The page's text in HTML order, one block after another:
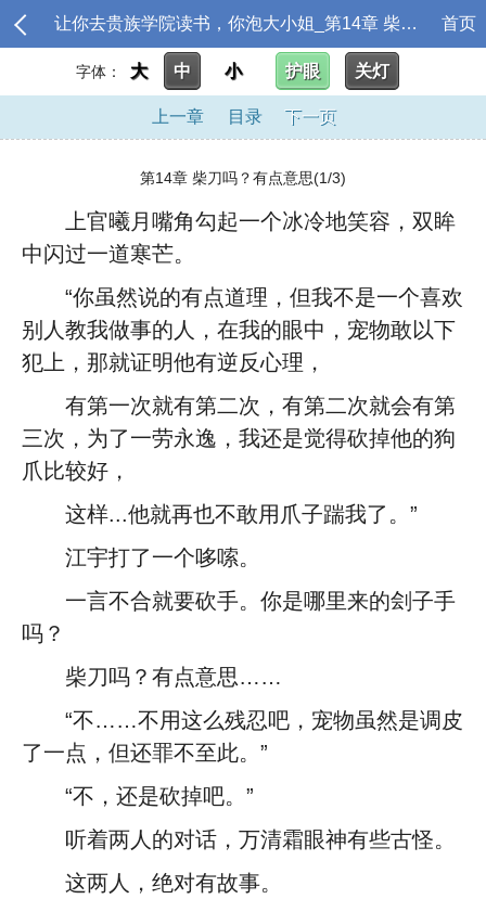
让你去贵族学院读书，你泡大小姐_第14章 柴刀吗？有点意思 首页
字体： 大 中 小 护眼 关灯
上一章 目录 下一页
第14章 柴刀吗？有点意思(1/3)
上官曦月嘴角勾起一个冰冷地笑容，双眸
中闪过一道寒芒。
“你虽然说的有点道理，但我不是一个喜欢
别人教我做事的人，在我的眼中，宠物敢以下
犯上，那就证明他有逆反心理，
有第一次就有第二次，有第二次就会有第
三次，为了一劳永逸，我还是觉得砍掉他的狗
爪比较好，
这样...他就再也不敢用爪子踹我了。”
江宇打了一个哆嗦。
一言不合就要砍手。你是哪里来的刽子手
吗？
柴刀吗？有点意思……
“不……不用这么残忍吧，宠物虽然是调皮
了一点，但还罪不至此。”
“不，还是砍掉吧。”
听着两人的对话，万清霜眼神有些古怪。
这两人，绝对有故事。